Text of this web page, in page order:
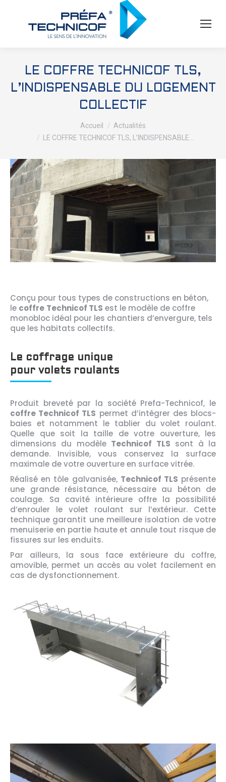
LE COFFRE TECHNICOF TLS,
L’INDISPENSABLE DU LOGEMENT
COLLECTIF
Accueil
Actualités
LE COFFRE TECHNICOF TLS, L’INDISPENSABLE…
Conçu pour tous types de constructions en béton,
le coffre Technicof TLS est le modèle de coffre
monobloc idéal pour les chantiers d’envergure, tels
que les habitats collectifs.
Le coffrage unique
pour volets roulants
Produit breveté par la société Prefa-Technicof, le
coffre Technicof TLS permet d’intégrer des blocs-
baies et notamment le tablier du volet roulant.
Quelle que soit la taille de votre ouverture, les
dimensions du modèle Technicof TLS sont à la
demande. Invisible, vous conservez la surface
maximale de votre ouverture en surface vitrée.
Réalisé en tôle galvanisée, Technicof TLS présente
une grande résistance, nécessaire au béton de
coulage. Sa cavité intérieure offre la possibilité
d’enrouler le volet roulant sur l’extérieur. Cette
technique garantit une meilleure isolation de votre
menuiserie en partie haute et annule tout risque de
fissures sur les enduits.
Par ailleurs, la sous face extérieure du coffre,
amovible, permet un accès au volet facilement en
cas de dysfonctionnement.